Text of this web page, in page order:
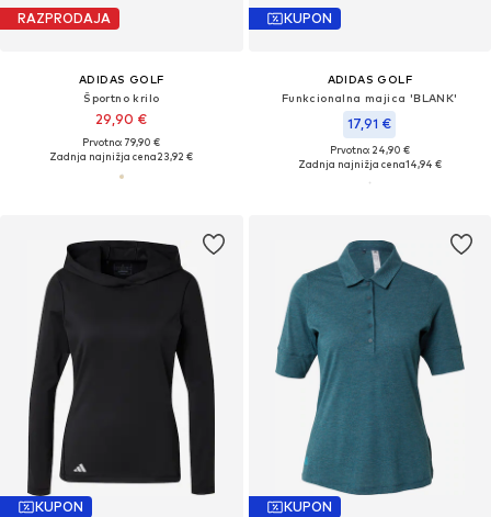
RAZPRODAJA
ADIDAS GOLF
Športno krilo
29,90 €
Prvotno: 79,90 €
Zadnja najnižja cena23,92 €
KUPON
ADIDAS GOLF
Funkcionalna majica 'BLANK'
17,91 €
Prvotno: 24,90 €
Zadnja najnižja cena14,94 €
KUPON KUPON